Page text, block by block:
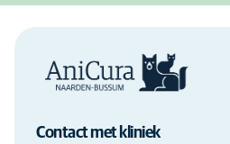
Contact met kliniek